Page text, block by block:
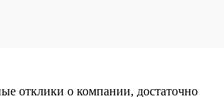
отклики о компании, достаточно